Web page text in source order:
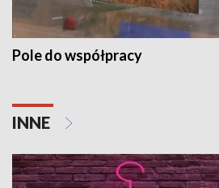
Pole do współpracy
INNE